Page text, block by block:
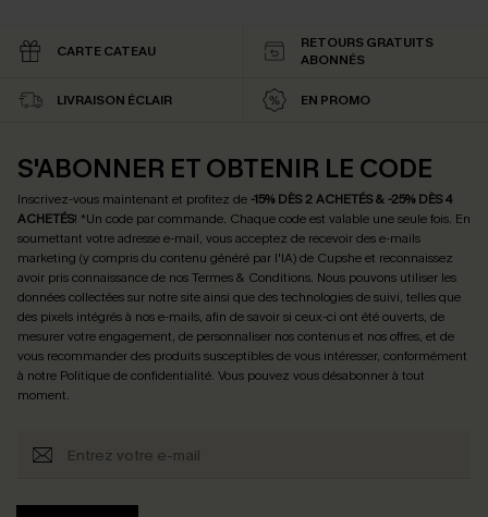
CARTE CATEAU
RETOURS GRATUITS
ABONNÉS
LIVRAISON ÉCLAIR EN PROMO
S'ABONNER ET OBTENIR LE CODE
Inscrivez-vous maintenant et profitez de -15% DÈS 2 ACHETÉS & -25% DÈS 4
ACHETÉS! *Un code par commande. Chaque code est valable une seule fois. En
soumettant votre adresse e-mail, vous acceptez de recevoir des e-mails
marketing (y compris du contenu généré par l'IA) de Cupshe et reconnaissez
avoir pris connaissance de nosTermes & Conditions. Nous pouvons utiliser les
données collectées sur notre site ainsi que des technologies de suivi, telles que
des pixels intégrés à nos e-mails, afin de savoir si ceux-ci ont été ouverts, de
mesurer votre engagement, de personnaliser nos contenus et nos offres, et de
vous recommander des produits susceptibles de vous intéresser, conformément
à notre Politique de confidentialité. Vous pouvez vous désabonner à tout
moment.